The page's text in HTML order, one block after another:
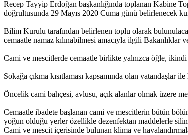
Recep Tayyip Erdoğan başkanlığında toplanan Kabine
doğrultusunda 29 Mayıs 2020 Cuma günü belirlenecek
Bilim Kurulu tarafından belirlenen toplu olarak
cemaatle namaz kılınabilmesi amacıyla ilgili Bakanlıklar
Cami ve mescitlerde cemaatle birlikte yalnızca öğle,
Sokağa çıkma kısıtlaması kapsamında olan vatandaşlar
Öncelik cami bahçesi, avlusu, açık alanlar olmak üzere
Cemaatle ibadete başlanan cami ve mescitlerin bütün
yoğun olduğu yerler özellikle dezenfektan maddelerle
Cami ve mescit içerisinde bulunan klima ve